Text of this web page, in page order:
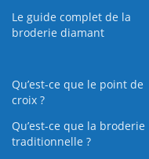
Le guide complet de la
broderie diamant
Qu’est-ce que le point de
croix ?
Qu’est-ce que la broderie
traditionnelle ?